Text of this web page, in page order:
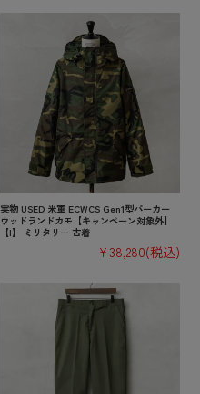
実物 USED 米軍 ECWCS Gen1型パーカー
ウッドランドカモ【キャンペーン対象外】
【I】 ミリタリー 古着
¥38,280(税込)